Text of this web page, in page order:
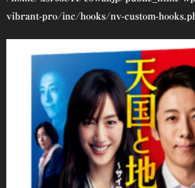
ー
vibrant-pro/inc/hooks/nv-custom-